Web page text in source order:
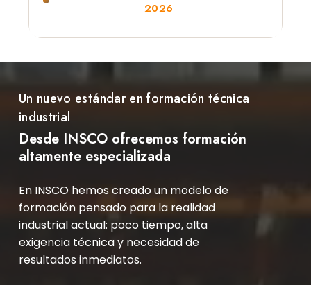
2026
Un nuevo estándar en formación técnica
industrial
Desde INSCO ofrecemos formación
altamente especializada
En INSCO hemos creado un modelo de
formación pensado para la realidad
industrial actual: poco tiempo, alta
exigencia técnica y necesidad de
resultados inmediatos.